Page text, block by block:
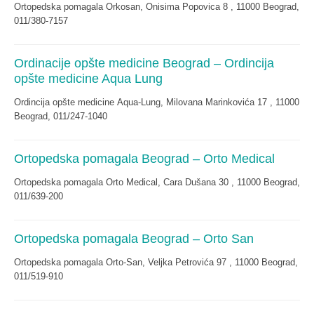
Ortopedska pomagala Orkosan, Onisima Popovica 8 , 11000 Beograd,
011/380-7157
Ordinacije opšte medicine Beograd – Ordincija
opšte medicine Aqua Lung
Ordincija opšte medicine Aqua-Lung, Milovana Marinkovića 17 , 11000
Beograd, 011/247-1040
Ortopedska pomagala Beograd – Orto Medical
Ortopedska pomagala Orto Medical, Cara Dušana 30 , 11000 Beograd,
011/639-200
Ortopedska pomagala Beograd – Orto San
Ortopedska pomagala Orto-San, Veljka Petrovića 97 , 11000 Beograd,
011/519-910